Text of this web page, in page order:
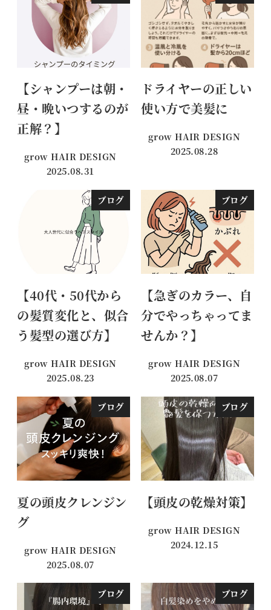
【シャンプーは朝・
昼・晩いつするのが
正解？】
grow HAIR DESIGN
投稿日
2025.08.31
ドライヤーの正しい
使い方で美髪に
grow HAIR DESIGN
投稿日
2025.08.28
ブログ
【40代・50代から
の髪質変化と、似合
う髪型の選び方】
grow HAIR DESIGN
投稿日
2025.08.23
ブログ
【急ぎのカラー、自
分でやっちゃってま
せんか？】
grow HAIR DESIGN
投稿日
2025.08.07
ブログ
夏の頭皮クレンジン
グ
grow HAIR DESIGN
投稿日
2025.08.07
ブログ
【頭皮の乾燥対策】
grow HAIR DESIGN
投稿日
2024.12.15
ブログ ブログ